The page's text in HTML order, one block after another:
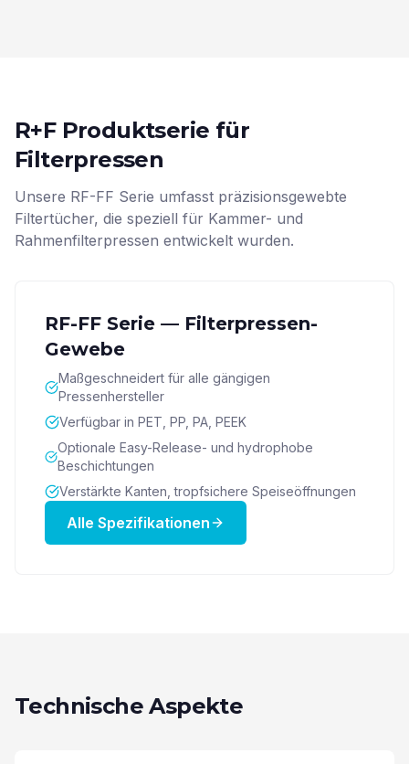
R+F Produktserie für
Filterpressen
Unsere RF-FF Serie umfasst präzisionsgewebte
Filtertücher, die speziell für Kammer- und
Rahmenfilterpressen entwickelt wurden.
RF-FF Serie — Filterpressen-
Gewebe
Maßgeschneidert für alle gängigen
Pressenhersteller
Verfügbar in PET, PP, PA, PEEK
Optionale Easy-Release- und hydrophobe
Beschichtungen
Verstärkte Kanten, tropfsichere Speiseöffnungen
Alle Spezifikationen
Technische Aspekte